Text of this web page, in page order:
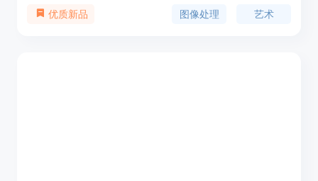
骤，只需输入提示，点击生成，几秒钟搞定。
优质新品 图像处理 艺术